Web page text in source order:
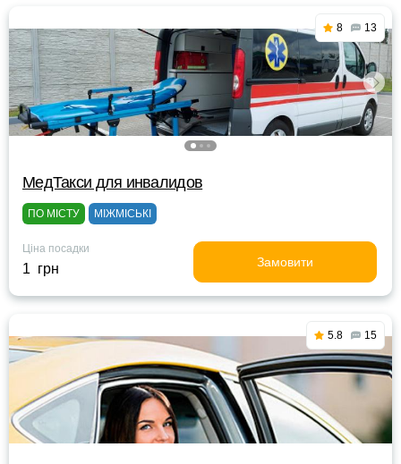
8 13
МедТакси для инвалидов
ПО МІСТУ МІЖМІСЬКІ
Ціна посадки
1 грн Замовити
5.8 15